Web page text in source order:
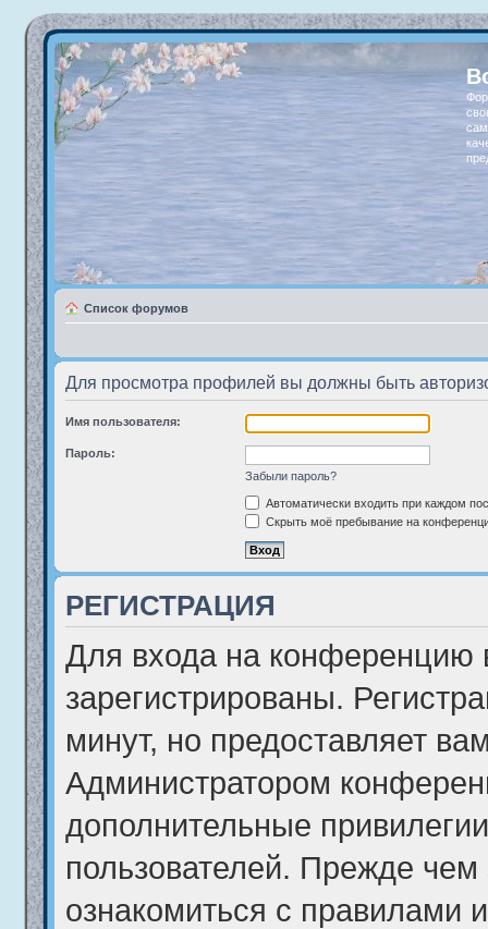
Список форумов
Для просмотра профилей вы должны быть
Имя пользователя:
Пароль:
Забыли пароль?
Автоматически входить при каждом
Скрыть моё пребывание на
РЕГИСТРАЦИЯ
Для входа на
зарегистрированы.
минут, но предоставляет
Администратором
дополнительные
пользователей. Прежде чем
ознакомиться с правилами